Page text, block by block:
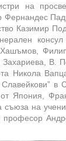
на
Фернандес
Казимир
В.
Никола
Япония,
съюза на
професор